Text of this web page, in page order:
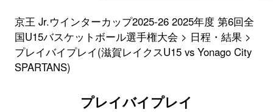
京王 Jr.ウインターカップ2025-26 2025年度 第6回全
国U15バスケットボール選手権大会
日程・結果
プレイバイプレイ(滋賀レイクスU15 vs Yonago City
SPARTANS)
プレイバイプレイ